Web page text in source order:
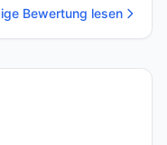
Bewertung lesen